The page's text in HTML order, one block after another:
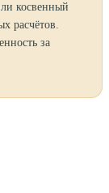
косвенный
расчётов.
за